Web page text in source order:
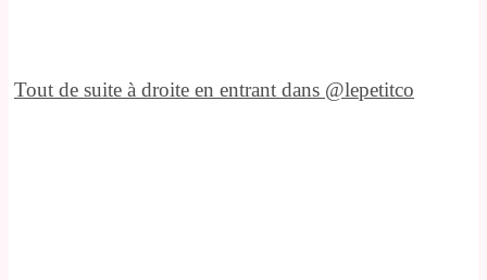
Tout de suite à droite en entrant dans @lepetitco